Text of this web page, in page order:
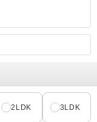
2LDK 3LDK